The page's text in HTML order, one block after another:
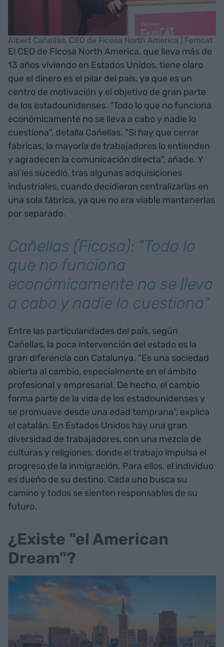
Albert Cañellas, CEO de Ficosa North America | Femcat
El CEO de Ficosa North America, que lleva más de
13 años viviendo en Estados Unidos, tiene claro
que el dinero es el pilar del país, ya que es un
centro de motivación y el objetivo de gran parte
de los estadounidenses. "Todo lo que no funciona
económicamente no se lleva a cabo y nadie lo
cuestiona", detalla Cañellas. "Si hay que cerrar
fábricas, la mayoría de trabajadores lo entienden
y agradecen la comunicación directa", añade. Y
así les sucedió, tras algunas adquisiciones
industriales, cuando decidieron centralizarlas en
una sola fábrica, ya que no era viable mantenerlas
por separado.
Cañellas (Ficosa): "Todo lo
que no funciona
económicamente no se lleva
a cabo y nadie lo cuestiona"
Entre las particularidades del país, según
Cañellas, la poca intervención del estado es la
gran diferencia con Catalunya. "Es una sociedad
abierta al cambio, especialmente en el ámbito
profesional y empresarial. De hecho, el cambio
forma parte de la vida de los estadounidenses y
se promueve desde una edad temprana", explica
el catalán. En Estados Unidos hay una gran
diversidad de trabajadores, con una mezcla de
culturas y religiones, donde el trabajo impulsa el
progreso de la inmigración. Para ellos, el individuo
es dueño de su destino. Cada uno busca su
camino y todos se sienten responsables de su
futuro.
¿Existe "el American
Dream"?